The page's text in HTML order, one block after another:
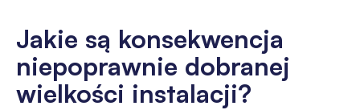
Jakie są konsekwencja
niepoprawnie dobranej
wielkości instalacji?